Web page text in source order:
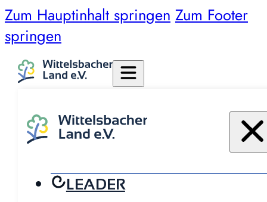
Zum Hauptinhalt springen Zum Footer
springen
LEADER